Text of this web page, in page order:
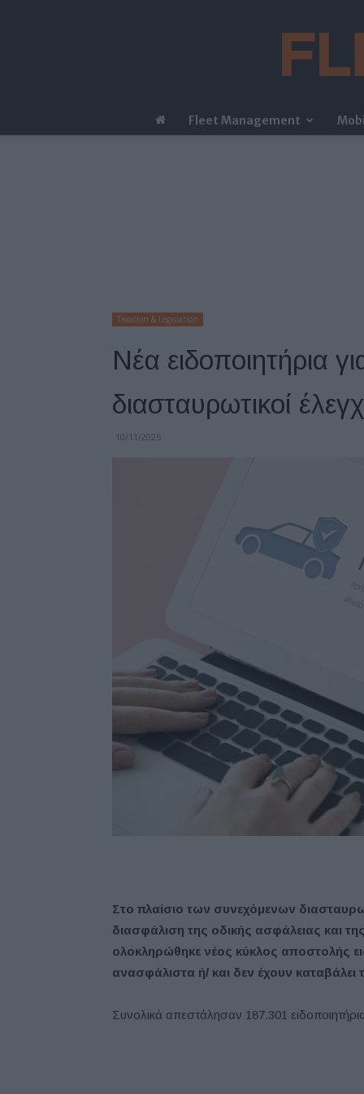
Fleet Management
Taxation & Legislation
Νέα ειδοποιητήρια
διασταυρωτικοί
10/11/2025
Στο πλαίσιο των συνεχόμενων
διασφάλιση της οδικής ασφάλειας και
ολοκληρώθηκε νέος κύκλος αποστολής
ανασφάλιστα ή/ και δεν έχουν καταβάλει
Συνολικά απεστάλησαν 187.301